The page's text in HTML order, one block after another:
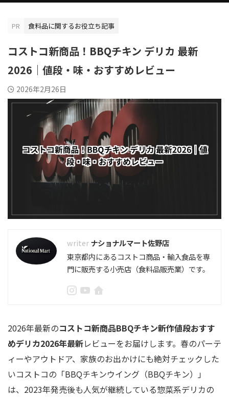
PR 食料品に関するお役立ち記事
コストコ新商品！BBQチキン デリカ 最新
2026｜値段・味・おすすめレビュー
2026年2月26日
ナショナルマート佐野店
東京都内にあるコストコ商品・輸入食品を専
門に販売する小売店（食料品販売業）です。
2026年最新のコストコ新商品BBQチキン新作値段おすす
めデリカ2026年最新レビューをお届けします。春のパーテ
ィーやアウトドア、家族のお出かけにも絶対チェックした
いコストコの「BBQチキンウイング（BBQチキン）」
は、2023年発売後も人気が継続している惣菜系デリカの